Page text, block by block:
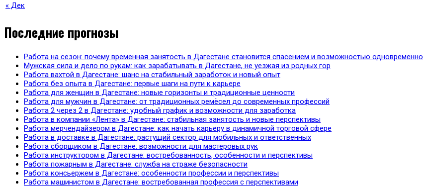
« Дек
Последние прогнозы
Работа на сезон: почему временная занятость в Дагестане становится спасением и возможностью одновременно
Мужская сила и дело по рукам: как зарабатывать в Дагестане, не уезжая из родных гор
Работа вахтой в Дагестане: шанс на стабильный заработок и новый опыт
Работа без опыта в Дагестане: первые шаги на пути к карьере
Работа для женщин в Дагестане: новые горизонты и традиционные ценности
Работа для мужчин в Дагестане: от традиционных ремёсел до современных профессий
Работа 2 через 2 в Дагестане: удобный график и возможности для заработка
Работа в компании «Лента» в Дагестане: стабильная занятость и новые перспективы
Работа мерчендайзером в Дагестане: как начать карьеру в динамичной торговой сфере
Работа в доставке в Дагестане: растущий сектор для мобильных и ответственных
Работа сборщиком в Дагестане: возможности для мастеровых рук
Работа инструктором в Дагестане: востребованность, особенности и перспективы
Работа пожарным в Дагестане: служба на страже безопасности
Работа консьержем в Дагестане: особенности профессии и перспективы
Работа машинистом в Дагестане: востребованная профессия с перспективами